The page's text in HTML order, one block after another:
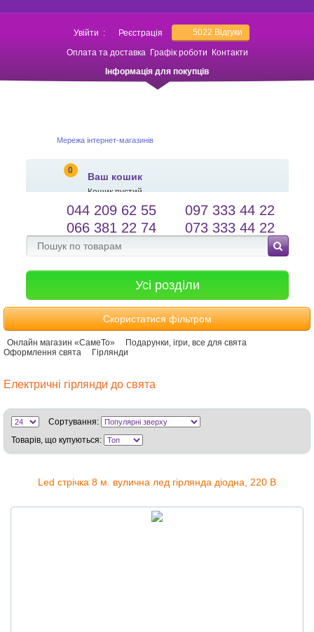
Увійти : Реєстрація 5022 Відгуки
Оплата та доставка Графік роботи
Контакти
Інформація для покупців
Мережа інтернет-магазинів
0
Ваш кошик
Кошик пустий
salessameto@gmail.com
Зворотній зв'язок
Мова сайту
044 209 62 55
097 333 44 22
066 381 22 74
073 333 44 22
Усі розділи
Скористатися фільтром
Онлайн магазин «СамеТо»
Подарунки, ігри, все для свята
Оформлення свята
Гірлянди
Електричні гірлянди до свята
Сортування:
Товарів, що купуються:
Led стрічка 8 м. вулична лед гірлянда діодна, 220 В